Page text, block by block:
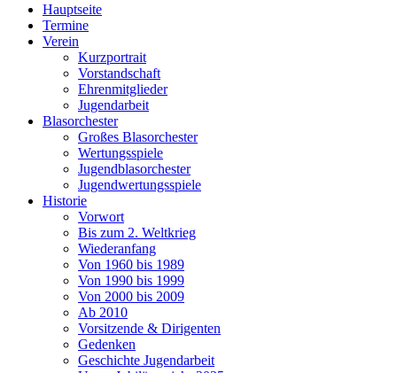
Hauptseite
Termine
Verein
Kurzportrait
Vorstandschaft
Ehrenmitglieder
Jugendarbeit
Blasorchester
Großes Blasorchester
Wertungsspiele
Jugendblasorchester
Jugendwertungsspiele
Historie
Vorwort
Bis zum 2. Weltkrieg
Wiederanfang
Von 1960 bis 1989
Von 1990 bis 1999
Von 2000 bis 2009
Ab 2010
Vorsitzende & Dirigenten
Gedenken
Geschichte Jugendarbeit